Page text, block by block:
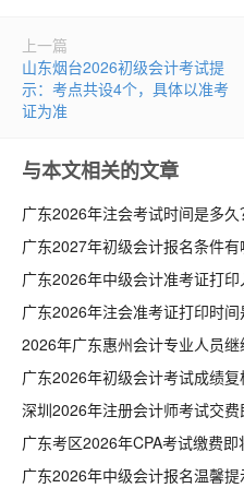
上一篇
山东烟台2026初级会计考试提
示：考点共设4个，具体以准考
证为准
与本文相关的文章
广东2026年注会考试时间是多
广东2027年初级会计报名条件
广东2026年注会准考证打印时
2026年广东惠州会计专业人员
广东考区2026年CPA考试缴费